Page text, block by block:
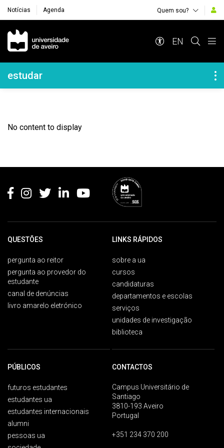
Notícias Agenda Quem sou?
Navegação Principal
EN
Navegação Lateral
estudar
No content to display
QUESTÕES
pergunta ao reitor
pergunta ao provedor do
estudante
canal de denúncias
livro amarelo eletrónico
LINKS RÁPIDOS
sobre a ua
cursos
candidaturas
departamentos e escolas
serviços
unidades de investigação
biblioteca
PÚBLICOS
futuros estudantes
estudantes ua
estudantes internacionais
alumni
pessoas ua
CONTACTOS
Campus Universitário de
Santiago
3810-193 Aveiro
Portugal
+351 234 370 200